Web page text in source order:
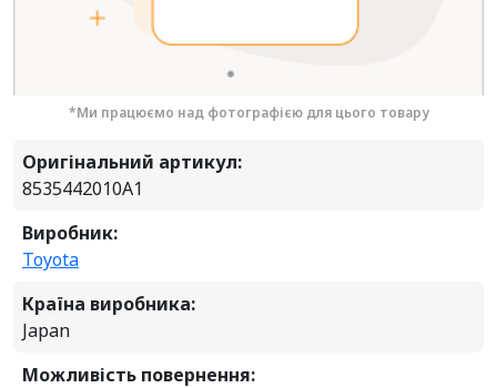
*Ми працюємо над фотографією для цього товару
Оригінальний артикул:
8535442010A1
Виробник:
Toyota
Країна виробника:
Japan
Можливість повернення: